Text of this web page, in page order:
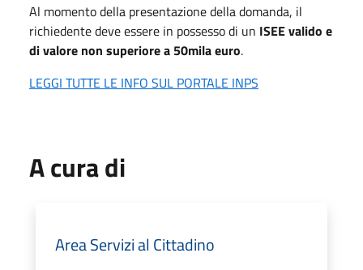
Al momento della presentazione della domanda, il
richiedente deve essere in possesso di un ISEE valido e
di valore non superiore a 50mila euro.
LEGGI TUTTE LE INFO SUL PORTALE INPS
A cura di
Area Servizi al Cittadino